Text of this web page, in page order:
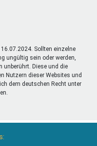
Sollten einzelne
ungültig sein oder werden,
unberührt. Diese und die
Nutzern dieser Websites und
dem deutschen Recht unter